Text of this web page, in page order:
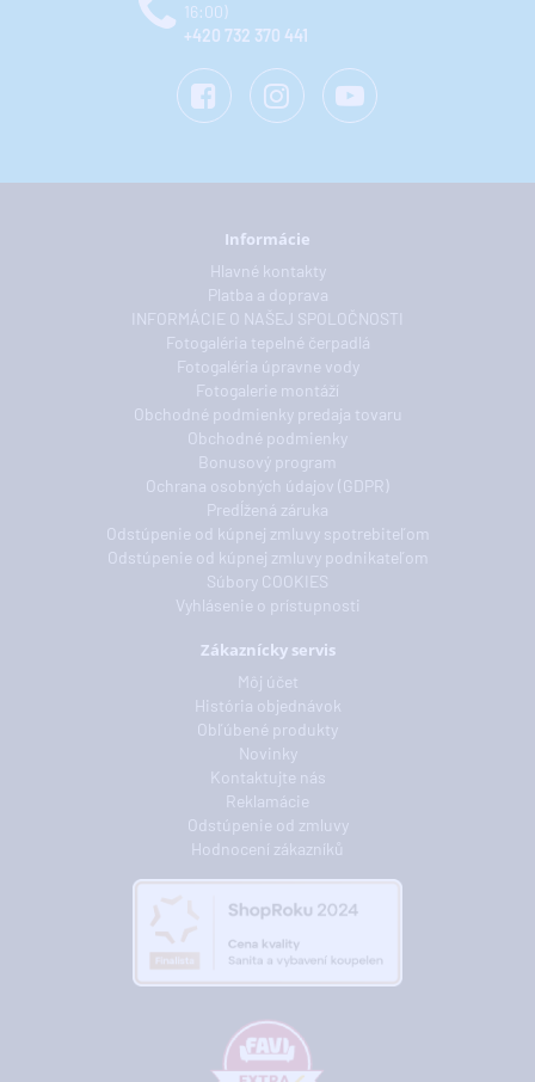
16:00)
+420 732 370 441
Informácie
Hlavné kontakty
Platba a doprava
INFORMÁCIE O NAŠEJ SPOLOČNOSTI
Fotogaléria tepelné čerpadlá
Fotogaléria úpravne vody
Fotogalerie montáží
Obchodné podmienky predaja tovaru
Obchodné podmienky
Bonusový program
Ochrana osobných údajov (GDPR)
Predĺžená záruka
Odstúpenie od kúpnej zmluvy spotrebiteľom
Odstúpenie od kúpnej zmluvy podnikateľom
Súbory COOKIES
Vyhlásenie o prístupnosti
Zákaznícky servis
Môj účet
História objednávok
Obľúbené produkty
Novinky
Kontaktujte nás
Reklamácie
Odstúpenie od zmluvy
Hodnocení zákazníků